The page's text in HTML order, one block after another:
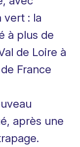
vert : la
à plus de
de Loire à
France
après une